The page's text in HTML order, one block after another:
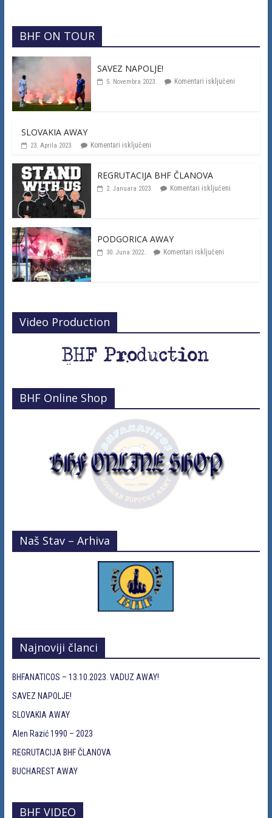
BHF ON TOUR
SAVEZ NAPOLJE!
5. Novembra 2023. Komentari isključeni
SLOVAKIA AWAY
23. Aprila 2023. Komentari isključeni
REGRUTACIJA BHF ČLANOVA
2. Januara 2023. Komentari isključeni
PODGORICA AWAY
30. Juna 2022. Komentari isključeni
Video Production
BHF Online Shop
Naš Stav – Arhiva
Najnoviji članci
BHFANATICOS – 13.10.2023. VADUZ AWAY!
SAVEZ NAPOLJE!
SLOVAKIA AWAY
Alen Razić 1990 – 2023
REGRUTACIJA BHF ČLANOVA
BUCHAREST AWAY
BHF VIDEO